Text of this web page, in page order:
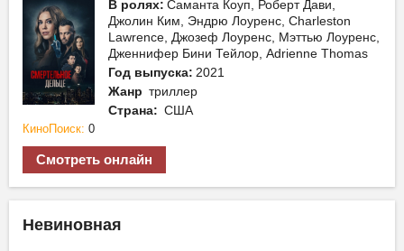
В ролях: Саманта Коуп, Роберт Дави,
Джолин Ким, Эндрю Лоуренс, Charleston
Lawrence, Джозеф Лоуренс, Мэттью Лоуренс,
Дженнифер Бини Тейлор, Adrienne Thomas
Год выпуска: 2021
Жанр триллер
Страна: США
КиноПоиск: 0
Смотреть онлайн
Невиновная